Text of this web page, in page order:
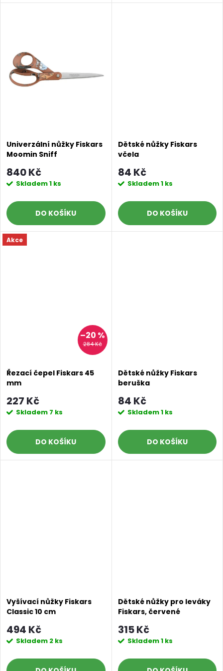
ů
u
t
ů
Univerzální nůžky Fiskars
Moomin Sniff
840 Kč
Skladem1 ks
DO KOŠÍKU
Dětské nůžky Fiskars
včela
84 Kč
Skladem1 ks
DO KOŠÍKU
Akce
284 Kč
–20 %
Řezací čepel Fiskars 45
mm
227 Kč
Skladem 7 ks
DO KOŠÍKU
Dětské nůžky Fiskars
beruška
84 Kč
Skladem1 ks
DO KOŠÍKU
Vyšívací nůžky Fiskars
Classic 10 cm
494 Kč
Skladem 2 ks
Dětské nůžky pro leváky
Fiskars, červené
315 Kč
Skladem1 ks